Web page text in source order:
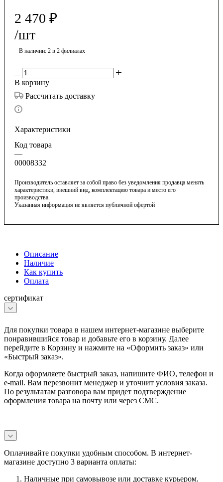
2 470 ₽
/шт
В наличии: 2 в 2 филиалах
В корзину
Рассчитать доставку
Характеристики
Код товара
—
00008332
Производитель оставляет за собой право без уведомления продавца менять
характеристики, внешний вид, комплектацию товара и место его
производства.
Указанная информация не является публичной офертой
Описание
Наличие
Как купить
Оплата
сертификат
Для покупки товара в нашем интернет-магазине выберите
понравившийся товар и добавьте его в корзину. Далее
перейдите в Корзину и нажмите на «Оформить заказ» или
«Быстрый заказ».
Когда оформляете быстрый заказ, напишите ФИО, телефон и
e-mail. Вам перезвонит менеджер и уточнит условия заказа.
По результатам разговора вам придет подтверждение
оформления товара на почту или через СМС.
Оплачивайте покупки удобным способом. В интернет-
магазине доступно 3 варианта оплаты:
Наличные при самовывозе или доставке курьером.